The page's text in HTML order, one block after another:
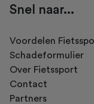
Snel naar...
Voordelen
Schadeformulier
Over Fietssport
Contact
Partners